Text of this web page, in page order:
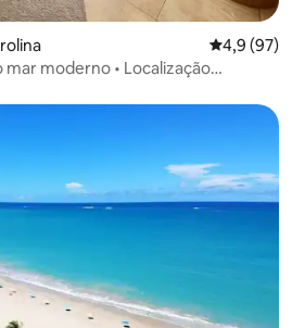
4,9 (97)
mar moderno • Localização